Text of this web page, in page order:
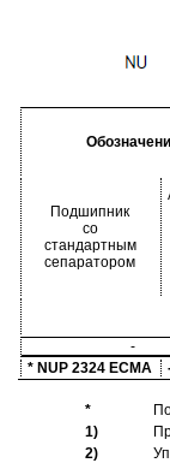
Подшипник
со
стандартным
сепаратором
-
* NUP 2324 ECMA
*
1)
2)